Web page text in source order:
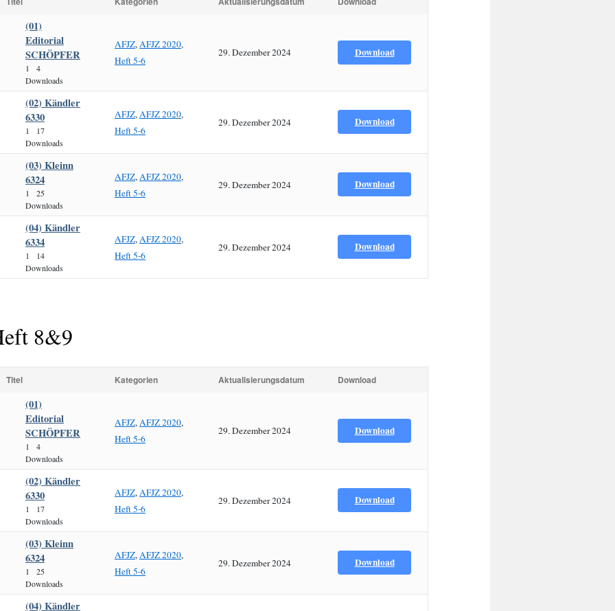
(01)
Editorial
SCHÖPFER
1
4
Downloads
AFJZ,AFJZ 2020,
Heft 5-6
29. Dezember 2024 Download
(02) Kändler
6330
1
17
Downloads
AFJZ,AFJZ 2020,
Heft 5-6
29. Dezember 2024 Download
(03) Kleinn
6324
1
25
Downloads
AFJZ,AFJZ 2020,
Heft 5-6
29. Dezember 2024 Download
(04) Kändler
6334
1
14
Downloads
AFJZ,AFJZ 2020,
Heft 5-6
29. Dezember 2024 Download
8&9
Titel Kategorien Aktualisierungsdatum Download
(01)
Editorial
SCHÖPFER
1
4
Downloads
AFJZ,AFJZ 2020,
Heft 5-6
29. Dezember 2024 Download
(02) Kändler
6330
1
17
Downloads
AFJZ,AFJZ 2020,
Heft 5-6
29. Dezember 2024 Download
(03) Kleinn
6324
1
25
Downloads
AFJZ,AFJZ 2020,
Heft 5-6
29. Dezember 2024 Download
(04) Kändler